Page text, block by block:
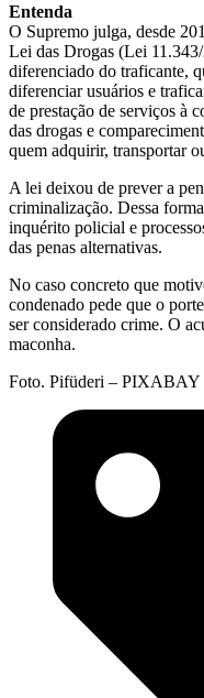
Entenda
O Supremo julga, desde
Lei das Drogas (Lei
diferenciado do traficante,
diferenciar usuários e
de prestação de serviços à
das drogas e
quem adquirir, transportar
A lei deixou de prever a
criminalização. Dessa
inquérito policial e
das penas alternativas.
No caso concreto que
condenado pede que o
ser considerado crime. O
maconha.
Foto. Pifüderi – PIXABAY